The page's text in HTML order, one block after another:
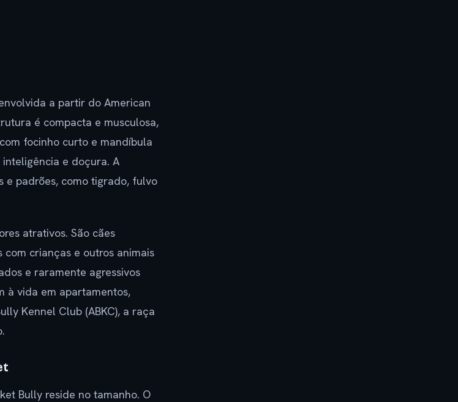
a partir do American
é compacta e musculosa,
focinho curto e mandíbula
e doçura. A
e padrões, como tigrado, fulvo
atrativos. São cães
crianças e outros animais
e raramente agressivos
à vida em apartamentos,
Kennel Club (ABKC), a raça
Bully reside no tamanho. O